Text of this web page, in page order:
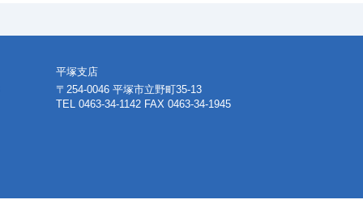
平塚支店
〒254-0046 平塚市立野町35-13
TEL 0463-34-1142 FAX 0463-34-1945